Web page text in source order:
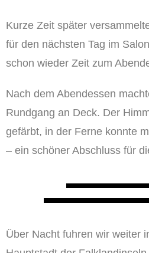
Kurze Zeit später
für den nächsten Tag im
schon wieder Zeit zum
Nach dem Abendessen
Rundgang an Deck. Der
gefärbt, in der Ferne konnte
– ein schöner Abschluss für
Über Nacht fuhren wir weiter